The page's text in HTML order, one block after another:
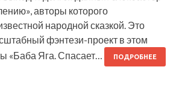
авторы которого
народной сказкой. Это
фэнтези-проект в этом
«Баба Яга. Спасает…
ПОДРОБНЕЕ